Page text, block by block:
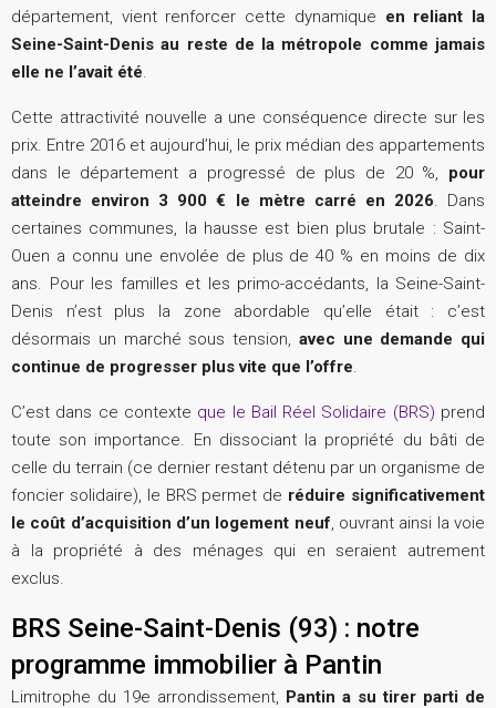
département, vient renforcer cette dynamique en reliant la
Seine-Saint-Denis au reste de la métropole comme jamais
elle ne l’avait été.
Cette attractivité nouvelle a une conséquence directe sur les
prix. Entre 2016 et aujourd’hui, le prix médian des appartements
dans le département a progressé de plus de 20 %, pour
atteindre environ 3 900 € le mètre carré en 2026. Dans
certaines communes, la hausse est bien plus brutale : Saint-
Ouen a connu une envolée de plus de 40 % en moins de dix
ans. Pour les familles et les primo-accédants, la Seine-Saint-
Denis n’est plus la zone abordable qu’elle était : c’est
désormais un marché sous tension, avec une demande qui
continue de progresser plus vite que l’offre.
C’est dans ce contexte que le Bail Réel Solidaire (BRS) prend
toute son importance. En dissociant la propriété du bâti de
celle du terrain (ce dernier restant détenu par un organisme de
foncier solidaire), le BRS permet de réduire significativement
le coût d’acquisition d’un logement neuf, ouvrant ainsi la voie
à la propriété à des ménages qui en seraient autrement
exclus.
BRS Seine-Saint-Denis (93) : notre
programme immobilier à Pantin
Limitrophe du 19e arrondissement, Pantin a su tirer parti de